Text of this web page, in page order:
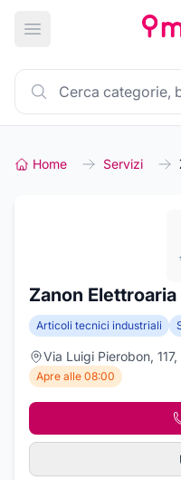
Apri menu principale
Home Servizi
Zanon Elettroaria
Articoli tecnici industriali
Via Luigi Pierobon,
Apre alle 08:00